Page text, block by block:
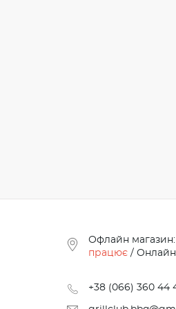
Офлайн магазин:
працює /
+38 (066) 360 44